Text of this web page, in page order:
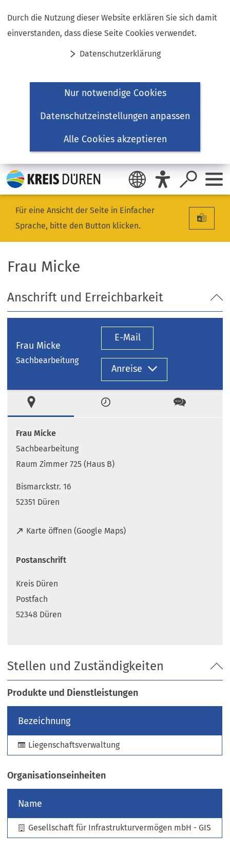
Durch die Nutzung dieser Website erklären Sie sich damit
einverstanden, dass diese Seite Cookies verwendet.
Datenschutzerklärung
Nur notwendige Cookies
Datenschutzeinstellungen anpassen
Alle Cookies akzeptieren
Inhalt anspringen
Für eine Ansicht der Seite in Einfacher
Sprache, bitte den Button klicken.
Frau Micke
Anschrift und Erreichbarkeit
Frau Micke
Sachbearbeitung
E-Mail
Anreise
Zeiten Kontakt
Frau Micke
Sachbearbeitung
Raum Zimmer 725 (Haus B)
Bismarckstr. 16
52351 Düren
Karte öffnen (Google Maps)
(
f
e
t
i
e
m
n
e
n
T
a
)
Postanschrift
Kreis Düren
Postfach
52348 Düren
Stellen und Zuständigkeiten
Produkte und Dienstleistungen
Bezeichnung
Liegenschaftsverwaltung
Organisationseinheiten
Name
Gesellschaft für Infrastrukturvermögen mbH - GIS